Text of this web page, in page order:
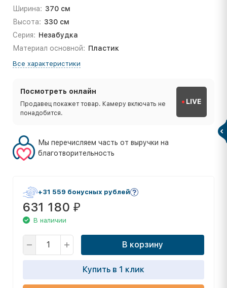
Ширина: 370 см
Высота: 330 см
Серия: Незабудка
Материал основной: Пластик
Все характеристики
Посмотреть онлайн
Продавец покажет товар. Камеру включать не
понадобится.
LIVE
Мы перечисляем часть от выручки на
благотворительность
+31 559 бонусных рублей
631 180 ₽
В наличии
В корзину
Купить в 1 клик